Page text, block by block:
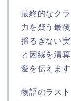
最終的なク
力を疑う最
揺るぎない
と因縁を清
愛を伝えます
物語のラス